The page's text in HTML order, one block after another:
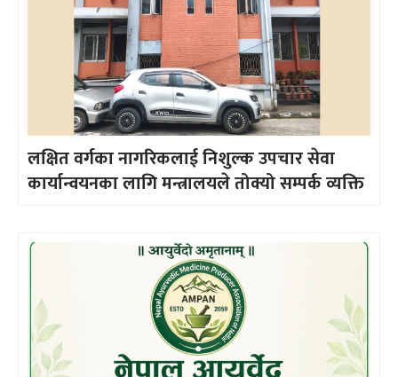
लक्षित वर्गका नागरिकलाई निशुल्क उपचार सेवा
कार्यान्वयनका लागि मन्त्रालयले तोक्यो सम्पर्क व्यक्ति